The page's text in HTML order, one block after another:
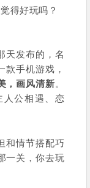
得好玩吗？
天发布的，名
款手机游戏，
，画风清新。
人公相遇、恋
和情节搭配巧
一关，你去玩